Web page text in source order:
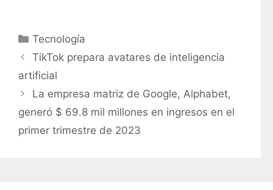
C
a
e
g
o
r
Tecnología
TikTok prepara avatares de inteligencia
artificial
La empresa matriz de Google, Alphabet,
generó $ 69.8 mil millones en ingresos en el
primer trimestre de 2023